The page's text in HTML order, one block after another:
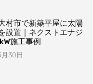
村市で新築平屋に太陽
設置｜ネクストエナジ
施工事例
30日